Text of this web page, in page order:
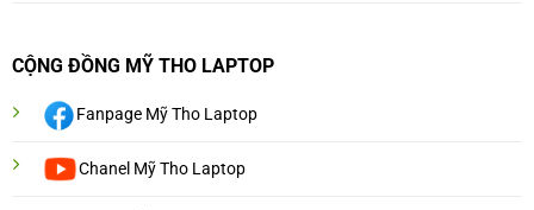
CỘNG ĐỒNG MỸ THO LAPTOP
Fanpage Mỹ Tho Laptop
Chanel Mỹ Tho Laptop